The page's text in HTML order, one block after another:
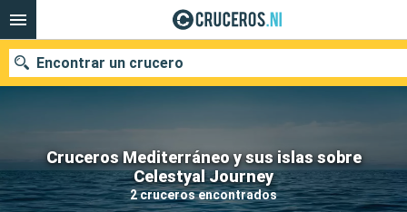
Cruceros Mediterráneo y sus islas sobre
Celestyal Journey
2 cruceros encontrados
Encontrar un crucero
Nuestros destinos
Fecha de salida